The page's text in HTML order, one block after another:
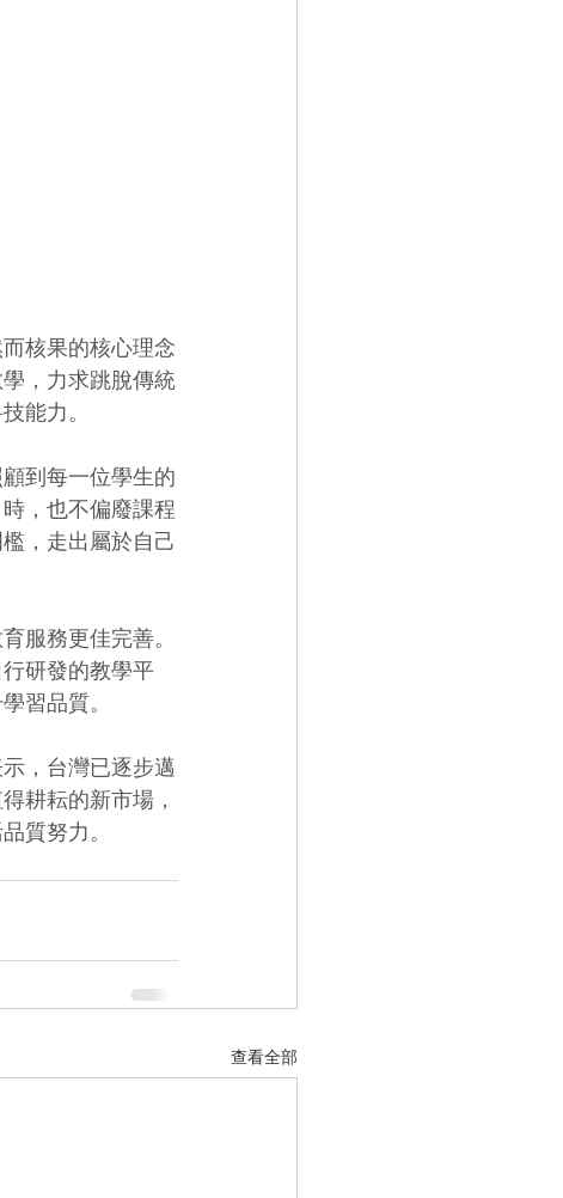
核果的核心理念
，力求跳脫傳統
能力。
到每一位學生的
，也不偏廢課程
，走出屬於自己
服務更佳完善。
研發的教學平
習品質。
，台灣已逐步邁
耕耘的新市場，
質努力。
查看全部